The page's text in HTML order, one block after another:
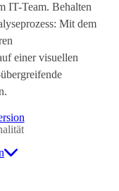
IT-Team. Behalten
Mit dem
einer visuellen